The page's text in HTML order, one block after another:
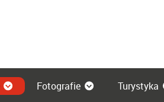
Fotografie Turystyka